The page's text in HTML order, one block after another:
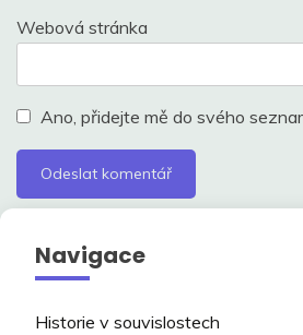
Webová stránka
Ano, přidejte mě do svého
Navigace
Historie v souvislostech